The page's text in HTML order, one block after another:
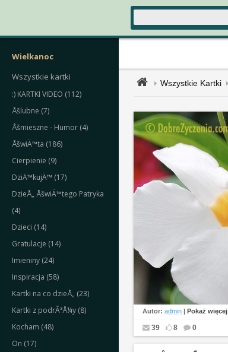
Wielkanoc
Wszystkie kartki
:) KARTKI VIDEO (112)
Åšlubne (7)
Åšmieszne - Humor (4)
ÅšwiÄ™ta (186)
Cierpienie (9)
DziÄ™kujÄ™ (17)
DzieÅ„ ÅšwiÄ™tego Patryka
(4)
Dzieci (14)
Gratulacje (14)
Imieniny (24)
Inspiracja (58)
Kartki na co dzieÅ„ (23)
Kartki z podrÃ³Å¼y (8)
Kocham (48)
On (17)
Wszystkie Kartki
Autor: admin | Pokaż więcej
39 8 0